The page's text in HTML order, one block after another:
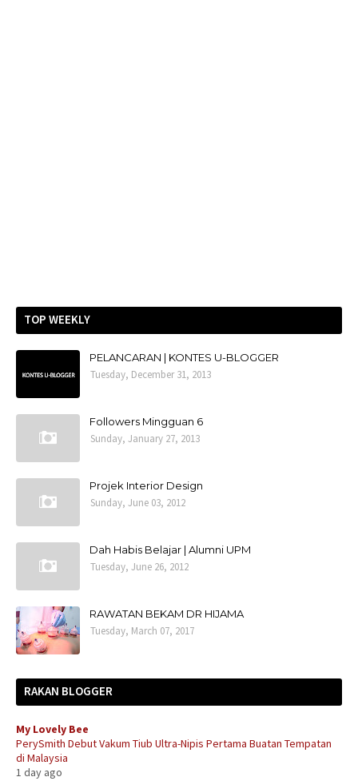
TOP WEEKLY
PELANCARAN | KONTES U-BLOGGER
Tuesday, December 31, 2013
Followers Mingguan 6
Sunday, January 27, 2013
Projek Interior Design
Sunday, June 03, 2012
Dah Habis Belajar | Alumni UPM
Tuesday, June 26, 2012
RAWATAN BEKAM DR HIJAMA
Tuesday, March 07, 2017
RAKAN BLOGGER
My Lovely Bee
PerySmith Debut Vakum Tiub Ultra-Nipis Pertama Buatan Tempatan
di Malaysia
1 day ago